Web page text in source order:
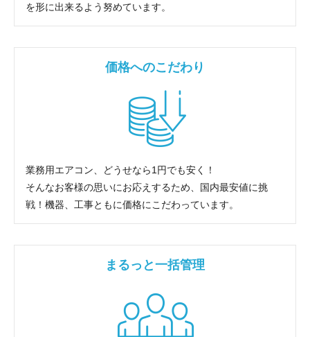
を形に出来るよう努めています。
価格へのこだわり
業務用エアコン、どうせなら1円でも安く！
そんなお客様の思いにお応えするため、国内最安値に挑
戦！機器、工事ともに価格にこだわっています。
まるっと一括管理